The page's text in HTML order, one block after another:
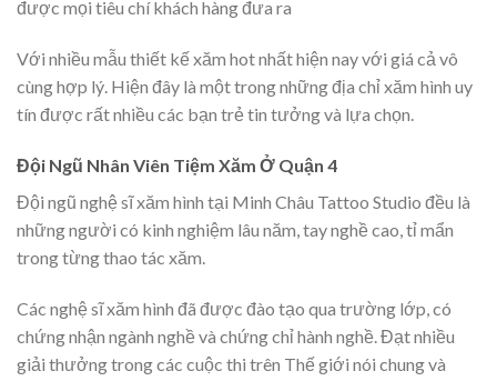
được mọi tiêu chí khách hàng đưa ra
Với nhiều mẫu thiết kế xăm hot nhất hiện nay với giá cả vô
cùng hợp lý. Hiện đây là một trong những địa chỉ xăm hình uy
tín được rất nhiều các bạn trẻ tin tưởng và lựa chọn.
Đội Ngũ Nhân Viên Tiệm Xăm Ở Quận 4
Đội ngũ nghệ sĩ xăm hình tại Minh Châu Tattoo Studio đều là
những người có kinh nghiệm lâu năm, tay nghề cao, tỉ mẩn
trong từng thao tác xăm.
Các nghệ sĩ xăm hình đã được đào tạo qua trường lớp, có
chứng nhận ngành nghề và chứng chỉ hành nghề. Đạt nhiều
giải thưởng trong các cuộc thi trên Thế giới nói chung và